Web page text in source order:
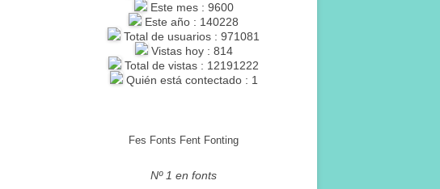
Este mes : 9600
Este año : 140228
Total de usuarios : 971081
Vistas hoy : 814
Total de vistas : 12191222
Quién está contectado : 1
Fes Fonts Fent Fonting
Nº 1 en fonts